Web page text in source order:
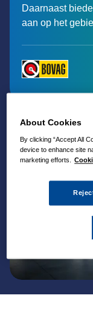
Daarnaast
aan op het
About Cookies
By clicking “Accept All
device to enhance site
marketing efforts.